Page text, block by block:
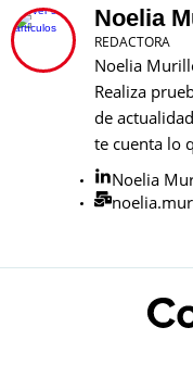
Noelia
REDACTORA
Noelia
Realiza
de
te cuenta lo
Noelia